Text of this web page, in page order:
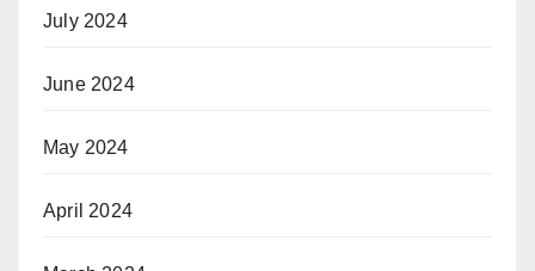
July 2024
June 2024
May 2024
April 2024